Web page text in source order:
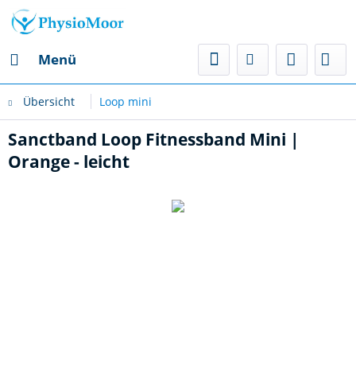
Menü
Übersicht Loop mini
Sanctband Loop Fitnessband Mini |
Orange - leicht